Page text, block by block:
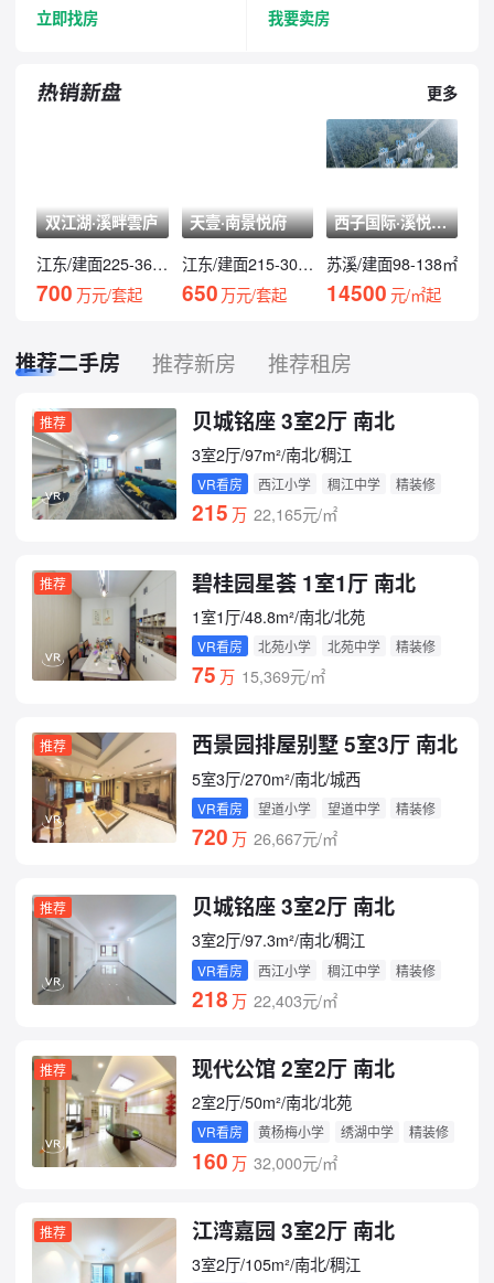
立即找房
我要卖房
更多
双江湖·溪畔雲庐
江东/建面225-360㎡
700 万元/套起
天壹·南景悦府
江东/建面215-300㎡
650万元/套起
西子国际·溪悦云庭
苏溪/建面98-138㎡
14500 元/㎡起
推荐二手房 推荐新房 推荐租房
推荐 贝城铭座 3室2厅 南北
3室2厅/97m²/南北/稠江
VR看房 西江小学 稠江中学 精装修
215 万 22,165元/㎡
推荐 碧桂园星荟 1室1厅 南北
1室1厅/48.8m²/南北/北苑
VR看房 北苑小学 北苑中学 精装修
75 万 15,369元/㎡
推荐 西景园排屋别墅 5室3厅 南北
5室3厅/270m²/南北/城西
VR看房 望道小学 望道中学 精装修
720 万 26,667元/㎡
推荐 贝城铭座 3室2厅 南北
3室2厅/97.3m²/南北/稠江
VR看房 西江小学 稠江中学 精装修
218 万 22,403元/㎡
推荐 现代公馆 2室2厅 南北
2室2厅/50m²/南北/北苑
VR看房 黄杨梅小学 绣湖中学 精装修
160 万 32,000元/㎡
推荐 江湾嘉园 3室2厅 南北
3室2厅/105m²/南北/稠江